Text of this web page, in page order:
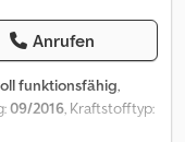
Anrufen
funktionsfähig,
09/2016, Kraftstofftyp: